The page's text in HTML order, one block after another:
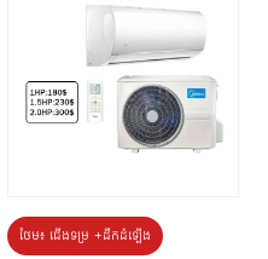
ថែម៖ ជើងទម្រ +ដឹកដំឡើង